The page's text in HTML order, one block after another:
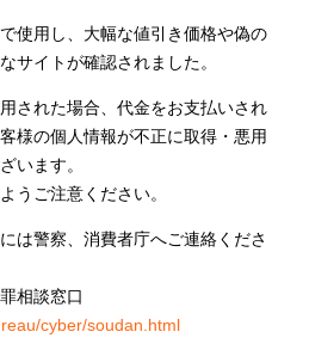
使用し、大幅な値引き価格や偽の
サイトが確認されました。
された場合、代金をお支払いされ
様の個人情報が不正に取得・悪用
います。
うご注意ください。
は警察、消費者庁へご連絡くださ
相談窓口
cyber/soudan.html